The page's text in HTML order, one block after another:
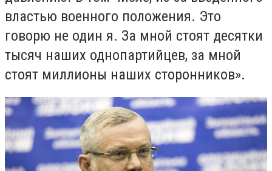
властью военного положения. Это
говорю не один я. За мной стоят десятки
тысяч наших однопартийцев, за мной
стоят миллионы наших сторонников».